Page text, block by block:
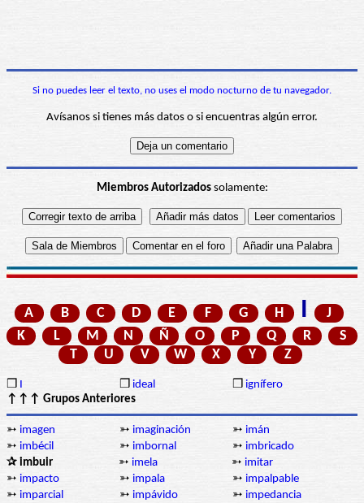
Si no puedes leer el texto, no uses el modo nocturno de tu navegador.
Avísanos si tienes más datos o si encuentras algún error.
Miembros Autorizadossolamente:
A B C D E F G H I
J
K
L M N Ñ O P Q R
S
T
U V W X Y Z
❒ I ❒ ideal ❒ ignífero
↑↑↑ Grupos Anteriores
➳ imagen ➳ imaginación ➳ imán
➳ imbécil ➳ imbornal ➳ imbricado
✰ imbuir
➳ imela ➳ imitar
➳ impacto ➳ impala ➳ impalpable
➳ imparcial ➳ impávido ➳ impedancia